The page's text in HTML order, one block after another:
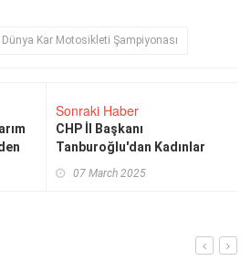
Dünya Kar Motosikleti Şampiyonası
Sonraki Haber
CHP İl Başkanı
Tanburoğlu'dan Kadınlar
Günü Açıklaması
07 March 2025